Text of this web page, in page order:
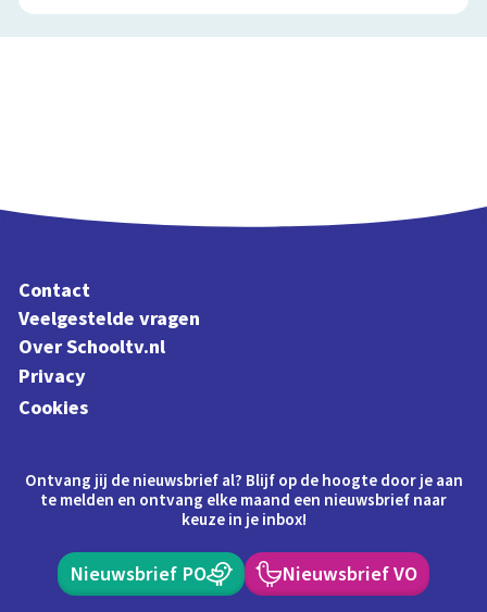
Contact
Veelgestelde vragen
Over Schooltv.nl
Privacy
Cookies
Ontvang jij de nieuwsbrief al? Blijf op de hoogte door je aan
te melden en ontvang elke maand een nieuwsbrief naar
keuze in je inbox!
Nieuwsbrief PO Nieuwsbrief VO